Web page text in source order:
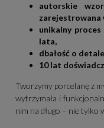
autorskie
zarejestrowana
unikalny
lata,
dbałość o
10 lat
Tworzymy porcelanę z
wytrzymała i
nim na długo – nie tylko